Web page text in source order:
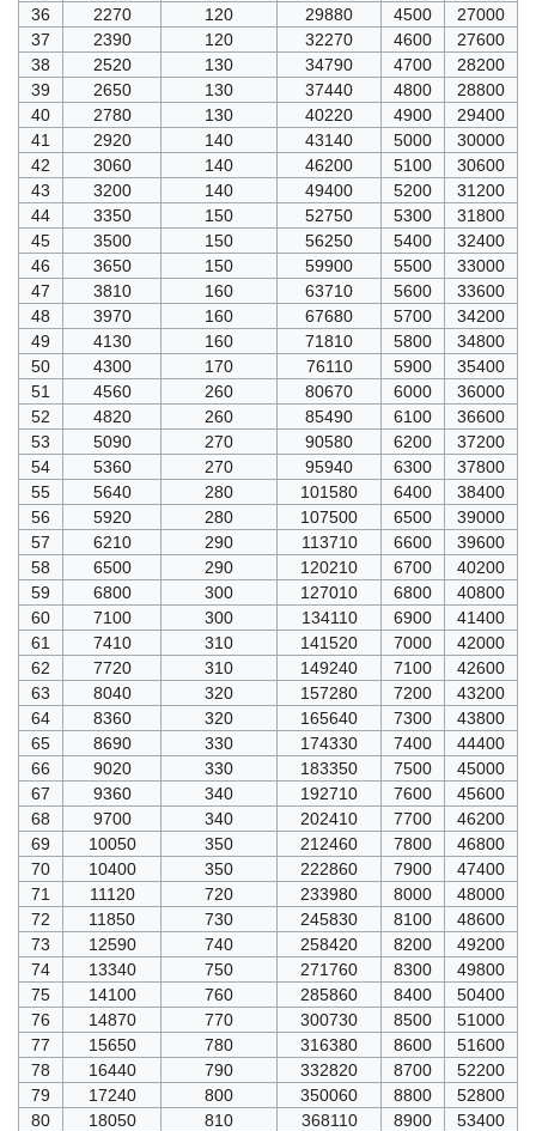
36
2270 120 29880 4500
27000
37
2390 120 32270 4600
27600
38
2520 130 34790 4700
28200
39
2650 130 37440 4800
28800
40
2780 130 40220 4900
29400
41
2920 140 43140 5000
30000
42
3060 140 46200 5100
30600
43
3200 140 49400 5200
31200
44
3350 150 52750 5300
31800
45
3500 150 56250 5400
32400
46
3650 150 59900 5500
33000
47
3810 160 63710 5600
33600
48
3970 160 67680 5700
34200
49
4130 160 71810 5800
34800
50
4300 170 76110 5900
35400
51
4560 260 80670 6000
36000
52
4820 260 85490 6100
36600
53
5090 270 90580 6200
37200
54
5360 270 95940 6300
37800
55
5640 280 101580 6400
38400
56
5920 280 107500 6500
39000
57
6210 290 113710 6600
39600
58
6500 290 120210 6700
40200
59
6800 300 127010 6800
40800
60
7100 300 134110 6900
41400
61
7410 310 141520 7000
42000
62
7720 310 149240 7100
42600
63
8040 320 157280 7200
43200
64
8360 320 165640 7300
43800
65
8690 330 174330 7400
44400
66
9020 330 183350 7500
45000
67
9360 340 192710 7600
45600
68
9700 340 202410 7700
46200
69
10050 350 212460 7800
46800
70
10400 350 222860 7900
47400
71
11120 720 233980 8000
48000
72
11850 730 245830 8100
48600
73
12590 740 258420 8200
49200
74
13340 750 271760 8300
49800
75
14100 760 285860 8400
50400
76
14870 770 300730 8500
51000
77
15650 780 316380 8600
51600
78
16440 790 332820 8700
52200
79
17240 800 350060 8800
52800
80
18050 810 368110 8900
53400